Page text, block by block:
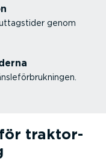
genom
för traktor­